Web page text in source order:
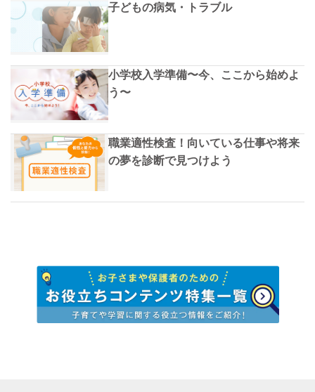
子どもの病気・トラブル
小学校入学準備〜今、ここから始めよ
う〜
職業適性検査！向いている仕事や将来
の夢を診断で見つけよう